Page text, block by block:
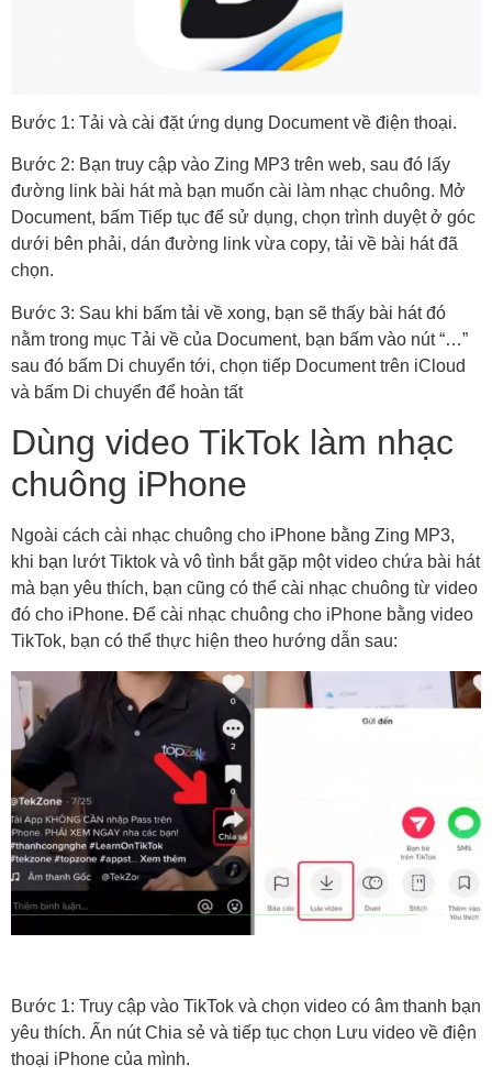
Bước 1: Tải và cài đặt ứng dụng Document về điện thoại.
Bước 2: Bạn truy cập vào Zing MP3 trên web, sau đó lấy
đường link bài hát mà bạn muốn cài làm nhạc chuông. Mở
Document, bấm Tiếp tục để sử dụng, chọn trình duyệt ở góc
dưới bên phải, dán đường link vừa copy, tải về bài hát đã
chọn.
Bước 3: Sau khi bấm tải về xong, bạn sẽ thấy bài hát đó
nằm trong mục Tải về của Document, bạn bấm vào nút “…”
sau đó bấm Di chuyển tới, chọn tiếp Document trên iCloud
và bấm Di chuyển để hoàn tất
Dùng video TikTok làm nhạc
chuông iPhone
Ngoài cách cài nhạc chuông cho iPhone bằng Zing MP3,
khi bạn lướt Tiktok và vô tình bắt gặp một video chứa bài hát
mà bạn yêu thích, bạn cũng có thể cài nhạc chuông từ video
đó cho iPhone. Để cài nhạc chuông cho iPhone bằng video
TikTok, bạn có thể thực hiện theo hướng dẫn sau:
Bước 1: Truy cập vào TikTok và chọn video có âm thanh bạn
yêu thích. Ấn nút Chia sẻ và tiếp tục chọn Lưu video về điện
thoại iPhone của mình.